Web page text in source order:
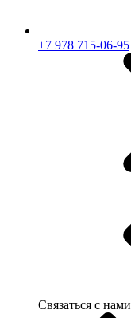
+7 978 715-06-95
Связаться с нами